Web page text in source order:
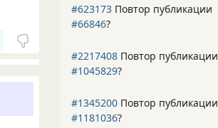
#623173 Повтор публикации
#66846?
#2217408 Повтор публикации
#1045829?
#1345200 Повтор публикации
#1181036?